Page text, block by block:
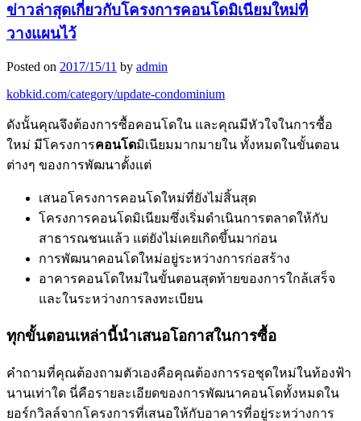
ข่าวล่าสุดเกี่ยวกับโครงการคอนโดมิเนียมใหม่ที่
วางแผนไว้
Posted on 2017/15/11 by admin
kobkid.com/category/update-condominium
ดังนั้นคุณจึงต้องการซื้อคอนโดใน และคุณมีหัวใจในการซื้อ
ใหม่ มีโครงการคอนโดมิเนียมมากมายใน ทั้งหมดในขั้นตอน
ต่างๆ ของการพัฒนาตั้งแต่
เสนอโครงการคอนโดใหม่ที่ยังไม่สิ้นสุด
โครงการคอนโดมิเนียมซึ่งเริ่มดำเนินการตลาดให้กับ
สาธารณชนแล้ว แต่ยังไม่เคยเกิดขึ้นมาก่อน
การพัฒนาคอนโดใหม่อยู่ระหว่างการก่อสร้าง
อาคารคอนโดใหม่ในขั้นตอนสุดท้ายของการใกล้เสร็จ
และในระหว่างการลงทะเบียน
ทุกขั้นตอนเหล่านี้นำเสนอโอกาสในการซื้อ
คำถามที่คุณต้องถามตัวเองคือคุณต้องการรอชุดใหม่ในท้องฟ้า
นานเท่าใด นี่คือรายละเอียดของการพัฒนาคอนโดทั้งหมดใน
ยอร์กวิลล์จากโครงการที่เสนอให้กับอาคารที่อยู่ระหว่างการ